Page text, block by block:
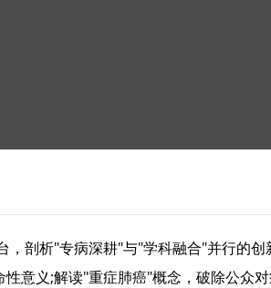
剖析"专病深耕"与"学科融合"并行的
意义;解读"重症肺癌"概念，破除公众